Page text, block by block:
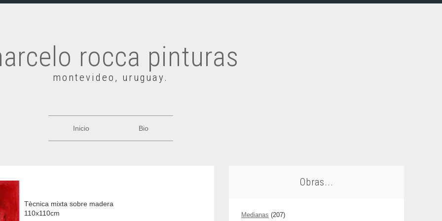
rocca pinturas
montevideo, uruguay.
Inicio Bio
Tècnica mixta sobre madera
110x110cm
Obras...
Medianas (207)